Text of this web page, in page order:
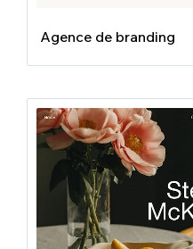
Agence de branding